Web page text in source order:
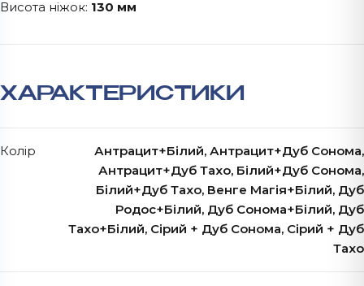
Висота ніжок: 130 мм
ХАРАКТЕРИСТИКИ
Колір
Антрацит+Білий, Антрацит+Дуб Сонома,
Антрацит+Дуб Тахо, Білий+Дуб Сонома,
Білий+Дуб Тахо, Венге Магія+Білий, Дуб
Родос+Білий, Дуб Сонома+Білий, Дуб
Тахо+Білий, Сірий + Дуб Сонома, Сірий + Дуб
Тахо